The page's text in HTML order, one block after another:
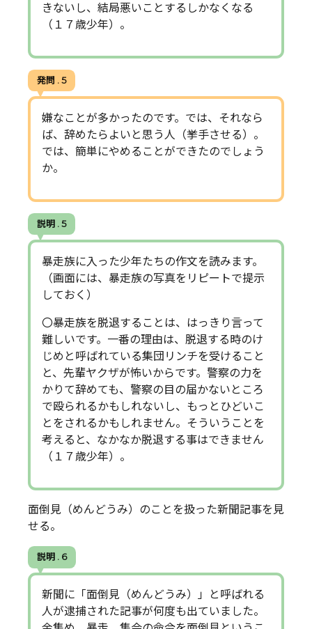
きないし、結局悪いことするしかなくなる
（１７歳少年）。
発問 . 5
嫌なことが多かったのです。では、それなら
ば、辞めたらよいと思う人（挙手させる）。
では、簡単にやめることができたのでしょう
か。
説明 . 5
暴走族に入った少年たちの作文を読みます。
（画面には、暴走族の写真をリピートで提示
しておく）
〇暴走族を脱退することは、はっきり言って
難しいです。一番の理由は、脱退する時のけ
じめと呼ばれている集団リンチを受けること
と、先輩ヤクザが怖いからです。警察の力を
かりて辞めても、警察の目の届かないところ
で殴られるかもしれないし、もっとひどいこ
とをされるかもしれません。そういうことを
考えると、なかなか脱退する事はできません
（１７歳少年）。
面倒見（めんどうみ）のことを扱った新聞記事を見
せる。
説明 . 6
新聞に「面倒見（めんどうみ）」と呼ばれる
人が逮捕された記事が何度も出ていました。